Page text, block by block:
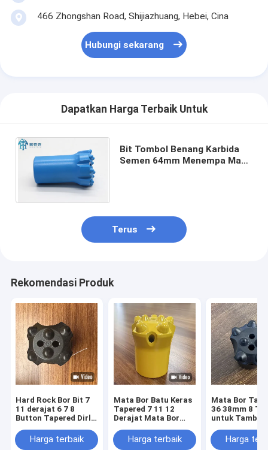
466 Zhongshan Road, Shijiazhuang, Hebei, Cina
Hubungi sekarang
Dapatkan Harga Terbaik Untuk
Bit Tombol Benang Karbida
Semen 64mm Menempa Mata
Terus
Rekomendasi Produk
Hard Rock Bor Bit 7
11 derajat 6 7 8
Button Tapered Dirll
Harga terbaik
Mata Bor Batu Keras
Tapered 7 11 12
Derajat Mata Bor
Pertambangan
Harga terbaik
Mata Bor
36 38mm 8
untuk
Harga